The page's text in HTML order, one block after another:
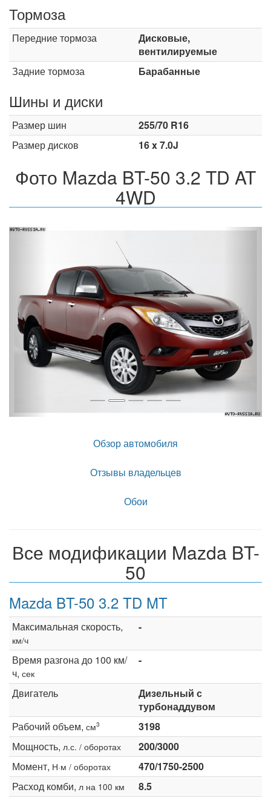
Тормоза
Передние тормоза
Дисковые,
вентилируемые
Задние тормоза
Барабанные
Шины и диски
Размер шин
255/70 R16
Размер дисков
16 x 7.0J
Фото Mazda BT-50 3.2 TD AT
4WD
Назад
Обзор автомобиля
Отзывы владельцев
Обои
Все модификации Mazda BT-
50
Mazda BT-50 3.2 TD MT
Максимальная скорость,
км/ч
-
Время разгона до 100 км/
ч, сек
-
Двигатель
Дизельный с
турбонаддувом
Рабочий объем, см3
3198
Мощность, л.с. / оборотах
200/3000
Момент, Н·м / оборотах
470/1750-2500
Расход комби, л на 100 км
8.5